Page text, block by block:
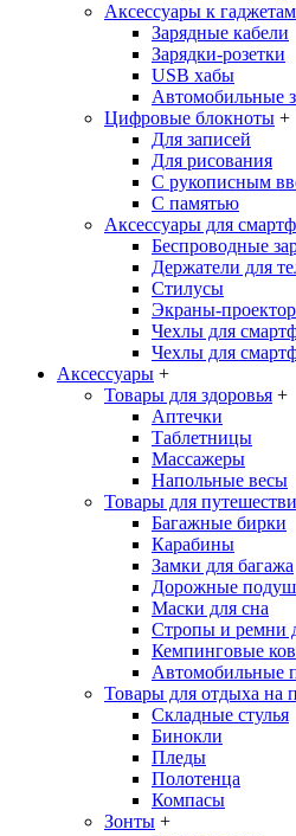
Аксессуары к гаджетам
Зарядные кабели
Зарядки-розетки
USB хабы
Автомобильные
Цифровые блокноты +
Для записей
Для рисования
С рукописным
С памятью
Аксессуары для
Беспроводные
Держатели для
Стилусы
Экраны-
Чехлы для
Чехлы для
Аксессуары +
Товары для здоровья +
Аптечки
Таблетницы
Массажеры
Напольные весы
Товары для
Багажные бирки
Карабины
Замки для багажа
Дорожные
Маски для сна
Стропы и ремни
Кемпинговые
Автомобильные
Товары для отдыха на
Складные стулья
Бинокли
Пледы
Полотенца
Компасы
Зонты +